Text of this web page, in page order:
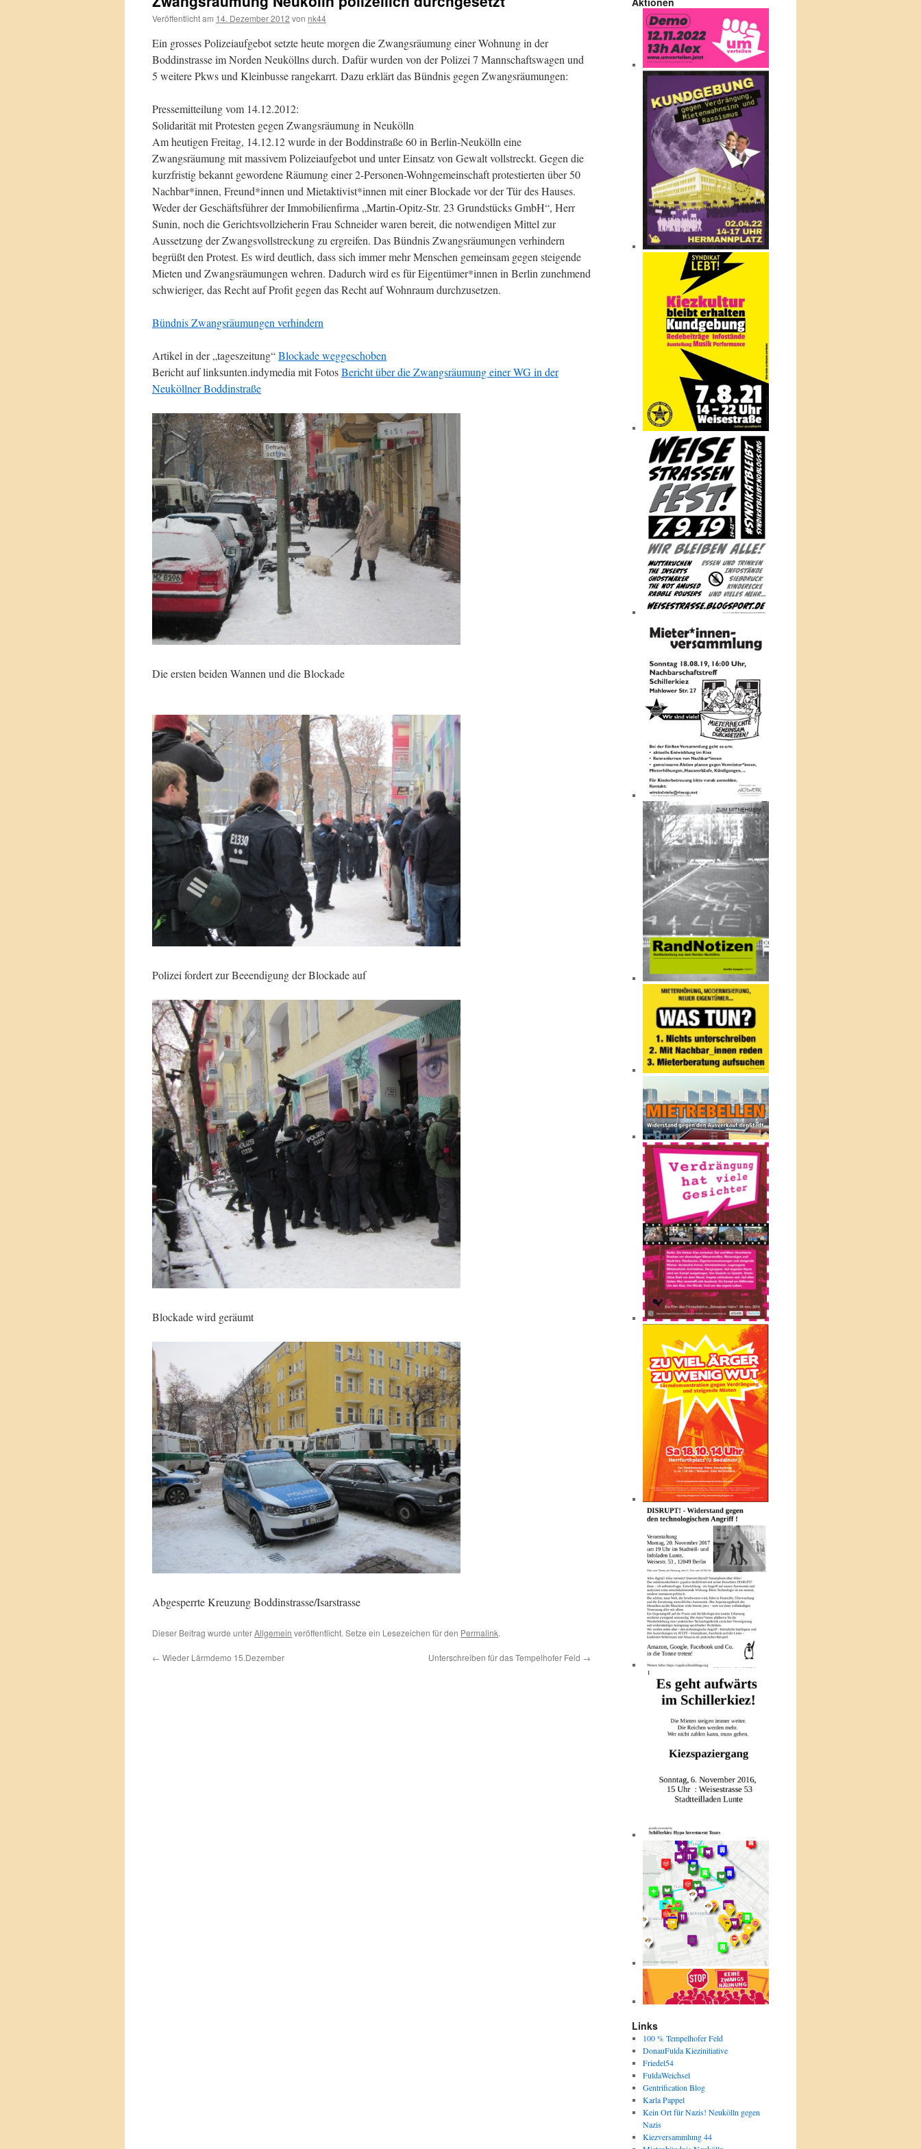
Veröffentlicht am 14. Dezember 2012 von nk44
Ein grosses Polizeiaufgebot setzte heute morgen die Zwangsräumung einer Wohnung in der
Boddinstrasse im Norden Neuköllns durch. Dafür wurden von der Polizei 7 Mannschaftswagen und
5 weitere Pkws und Kleinbusse rangekarrt. Dazu erklärt das Bündnis gegen Zwangsräumungen:
Pressemitteilung vom 14.12.2012:
Solidarität mit Protesten gegen Zwangsräumung in Neukölln
Am heutigen Freitag, 14.12.12 wurde in der Boddinstraße 60 in Berlin-Neukölln eine
Zwangsräumung mit massivem Polizeiaufgebot und unter Einsatz von Gewalt vollstreckt. Gegen die
kurzfristig bekannt gewordene Räumung einer 2-Personen-Wohngemeinschaft protestierten über 50
Nachbar*innen, Freund*innen und Mietaktivist*innen mit einer Blockade vor der Tür des Hauses.
Weder der Geschäftsführer der Immobilienfirma „Martin-Opitz-Str. 23 Grundstücks GmbH“, Herr
Sunin, noch die Gerichtsvollzieherin Frau Schneider waren bereit, die notwendigen Mittel zur
Aussetzung der Zwangsvollstreckung zu ergreifen. Das Bündnis Zwangsräumungen verhindern
begrüßt den Protest. Es wird deutlich, dass sich immer mehr Menschen gemeinsam gegen steigende
Mieten und Zwangsräumungen wehren. Dadurch wird es für Eigentümer*innen in Berlin zunehmend
schwieriger, das Recht auf Profit gegen das Recht auf Wohnraum durchzusetzen.
Bündnis Zwangsräumungen verhindern
Artikel in der „tageszeitung“Blockade weggeschoben
Bericht auf linksunten.indymedia mit FotosBericht über die Zwangsräumung einer WG in der
Neuköllner Boddinstraße
Die ersten beiden Wannen und die Blockade
Polizei fordert zur Beeendigung der Blockade auf
Blockade wird geräumt
Abgesperrte Kreuzung Boddinstrasse/Isarstrasse
Dieser Beitrag wurde unterAllgemein veröffentlicht. Setze ein Lesezeichen für den Permalink.
← Wieder Lärmdemo 15.Dezember Unterschreiben für das Tempelhofer Feld →
Links
100 % Tempelhofer Feld
DonauFulda Kiezinitiative
Friedel54
FuldaWeichsel
Gentrification Blog
Karla Pappel
Kein Ort für Nazis! Neukölln gegen
Nazis
Kiezversammlung 44